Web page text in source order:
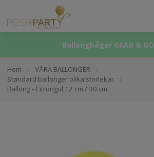
Ballongbågar GRAB & GO
Hem / VÅRA BALLONGER
/
Standard ballonger olika storlekar
/
Ballong - Citrongul 12 cm / 30 cm